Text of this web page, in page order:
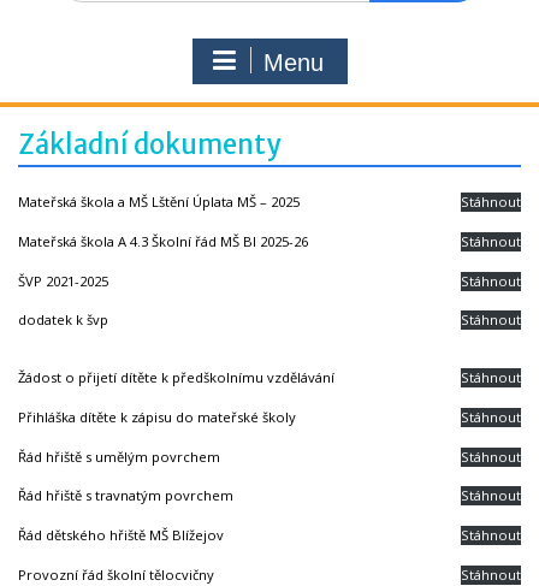
Menu
Základní dokumenty
Mateřská škola a MŠ Lštění Úplata MŠ – 2025 Stáhnout
Mateřská škola A 4.3 Školní řád MŠ Bl 2025-26 Stáhnout
ŠVP 2021-2025 Stáhnout
dodatek k švp Stáhnout
Žádost o přijetí dítěte k předškolnímu vzdělávání Stáhnout
Přihláška dítěte k zápisu do mateřské školy Stáhnout
Řád hřiště s umělým povrchem Stáhnout
Řád hřiště s travnatým povrchem Stáhnout
Řád dětského hřiště MŠ Blížejov Stáhnout
Provozní řád školní tělocvičny Stáhnout